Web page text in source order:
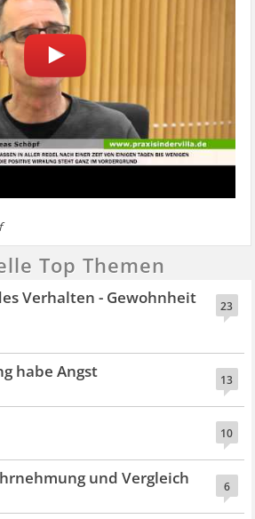
Top Themen
23
Verhalten - Gewohnheit
13
habe Angst
10
6
und Vergleich